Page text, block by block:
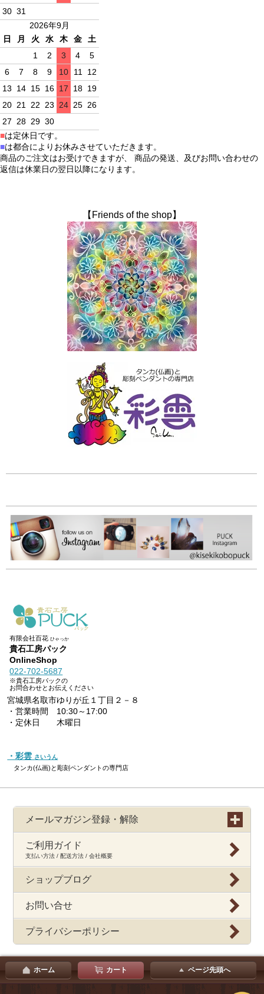
30 31
2026年9月
日
月 火 水 木 金
土
1
2 3 4
5
6
7 8 9 10 11
12
13
14 15 16 17 18 19
20 21 22 23 24 25 26
27
28 29 30
■は定休日です。
■は都合によりお休みさせていただきます。
商品のご注文はお受けできますが、 商品の発送、及びお問い合わせの
返信は休業日の翌日以降になります。
【Friends of the shop】
有限会社百花ひゃっか
貴石工房パック
OnlineShop
022-702-5687
※貴石工房パックの
お問合わせとお伝えください
宮城県名取市ゆりが丘１丁目２－８
・営業時間 10:30～17:00
・定休日 木曜日
・彩雲 さいうん
タンカ(仏画)と彫刻ペンダントの専門店
メールマガジン登録・解除
ご利用ガイド
支払い方法 / 配送方法 / 会社概要
ショップブログ
お問い合せ
プライバシーポリシー
ホーム カート ページ先頭へ